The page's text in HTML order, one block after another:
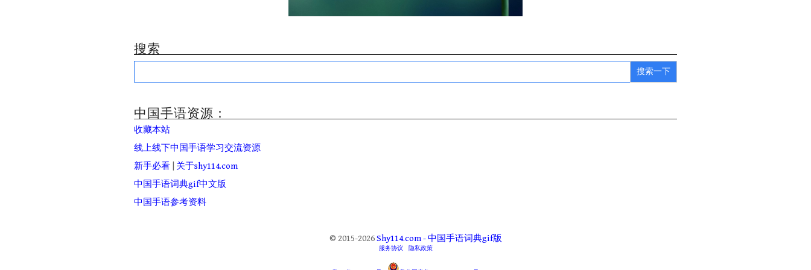
搜索
Search
中国手语资源：
收藏本站
线上线下中国手语学习交流资源
新手必看
关于shy114.com
中国手语词典gif中文版
中国手语参考资料
© 2015-2026Shy114.com - 中国手语词典gif版
服务协议 隐私政策